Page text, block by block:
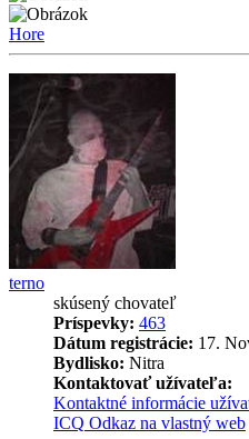
Hore
terno
skúsený chovateľ
Príspevky: 463
Dátum registrácie: 17.
Bydlisko: Nitra
Kontaktovať užívateľa:
Kontaktné informácie
ICQ Odkaz na vlastný web